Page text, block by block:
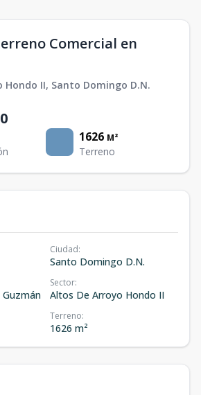
Comercial en
Hondo II, Santo Domingo D.N.
1626 M²
Terreno
Ciudad:
Santo Domingo D.N.
Sector:
Altos De Arroyo Hondo II
Terreno:
1626 m²